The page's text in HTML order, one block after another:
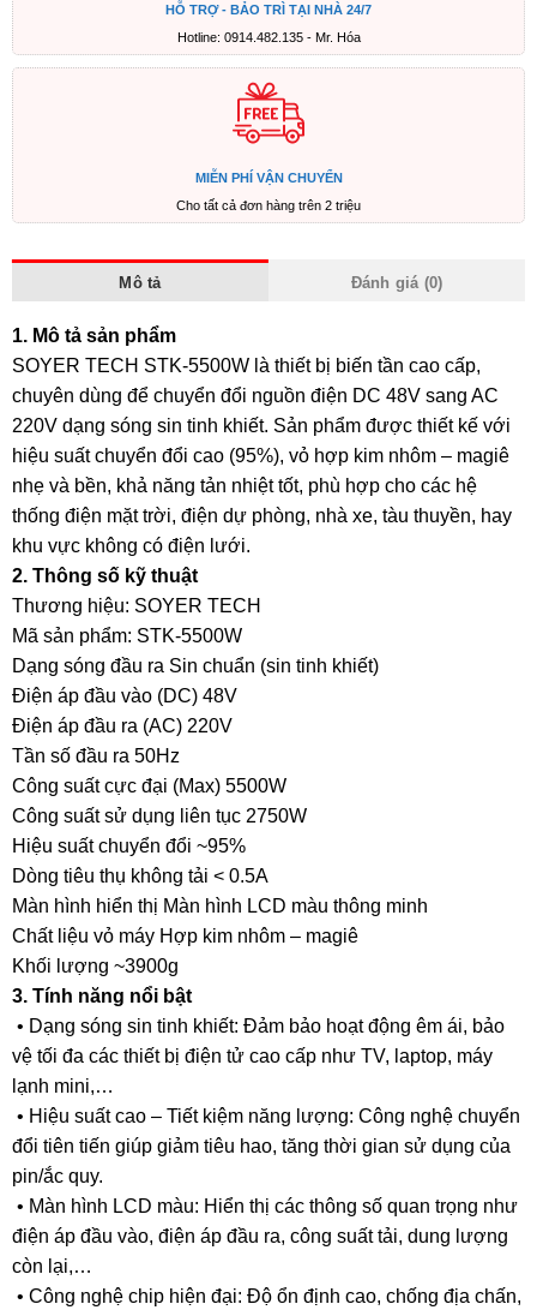
HỖ TRỢ - BẢO TRÌ TẠI NHÀ 24/7
Hotline: 0914.482.135 - Mr. Hóa
MIỄN PHÍ VẬN CHUYỂN
Cho tất cả đơn hàng trên 2 triệu
Mô tả Đánh giá (0)
1. Mô tả sản phẩm
SOYER TECH STK-5500W là thiết bị biến tần cao cấp,
chuyên dùng để chuyển đổi nguồn điện DC 48V sang AC
220V dạng sóng sin tinh khiết. Sản phẩm được thiết kế với
hiệu suất chuyển đổi cao (95%), vỏ hợp kim nhôm – magiê
nhẹ và bền, khả năng tản nhiệt tốt, phù hợp cho các hệ
thống điện mặt trời, điện dự phòng, nhà xe, tàu thuyền, hay
khu vực không có điện lưới.
2. Thông số kỹ thuật
Thương hiệu: SOYER TECH
Mã sản phẩm: STK-5500W
Dạng sóng đầu ra Sin chuẩn (sin tinh khiết)
Điện áp đầu vào (DC) 48V
Điện áp đầu ra (AC) 220V
Tần số đầu ra 50Hz
Công suất cực đại (Max) 5500W
Công suất sử dụng liên tục 2750W
Hiệu suất chuyển đổi ~95%
Dòng tiêu thụ không tải < 0.5A
Màn hình hiển thị Màn hình LCD màu thông minh
Chất liệu vỏ máy Hợp kim nhôm – magiê
Khối lượng ~3900g
3. Tính năng nổi bật
• Dạng sóng sin tinh khiết: Đảm bảo hoạt động êm ái, bảo
vệ tối đa các thiết bị điện tử cao cấp như TV, laptop, máy
lạnh mini,…
• Hiệu suất cao – Tiết kiệm năng lượng: Công nghệ chuyển
đổi tiên tiến giúp giảm tiêu hao, tăng thời gian sử dụng của
pin/ắc quy.
• Màn hình LCD màu: Hiển thị các thông số quan trọng như
điện áp đầu vào, điện áp đầu ra, công suất tải, dung lượng
còn lại,…
• Công nghệ chip hiện đại: Độ ổn định cao, chống địa chấn,